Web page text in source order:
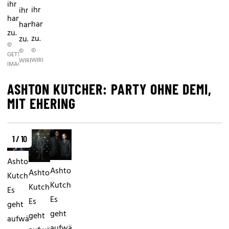
ihr
hart
zu.
©
GETTY
IMAGES
ihr
hart
zu.
©
WIREIMAGE.COM/GETTY
ihr
hart
zu.
©
WIREIMAGE.COM/GETTY
ASHTON KUTCHER: PARTY OHNE DEMI,
MIT EHERING
1 / 10
Ashton
Kutcher:
Es
geht
aufwärtsZwar
Ashton
Kutcher:
Es
geht
Ashton
Kutcher:
Es
geht